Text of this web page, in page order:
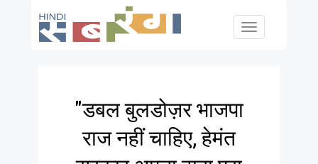
Toggle
"डबल बुलडोज़र भाजपा
राज नहीं चाहिए, हेमंत